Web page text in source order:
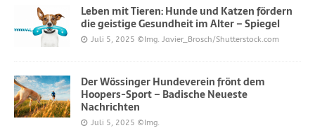
Leben mit Tieren: Hunde und Katzen fördern
die geistige Gesundheit im Alter – Spiegel
Juli 5, 2025 ©Img. Javier_Brosch/Shutterstock.com
Der Wössinger Hundeverein frönt dem
Hoopers-Sport – Badische Neueste
Nachrichten
Juli 5, 2025 ©Img.